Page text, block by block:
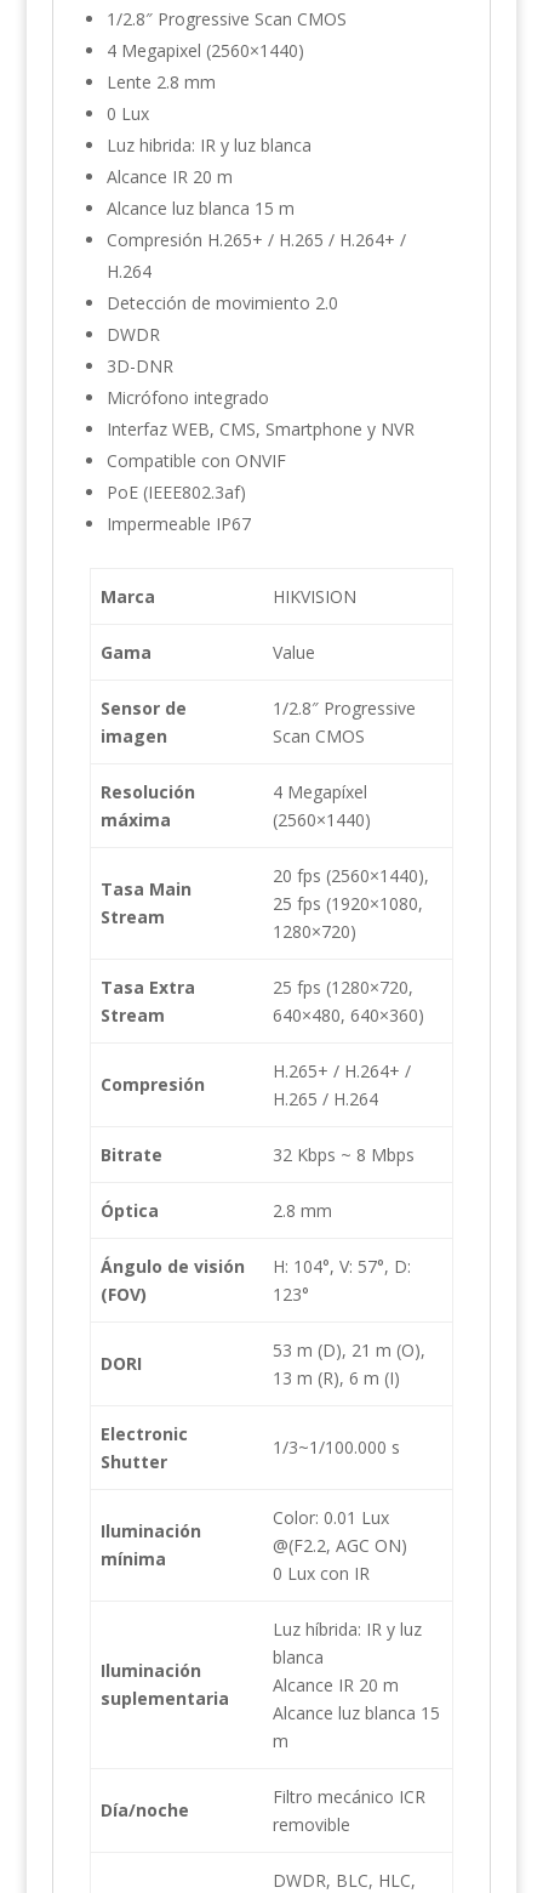
1/2.8″ Progressive Scan CMOS
4 Megapixel (2560×1440)
Lente 2.8 mm
0 Lux
Luz hibrida: IR y luz blanca
Alcance IR 20 m
Alcance luz blanca 15 m
Compresión H.265+ / H.265 / H.264+ /
H.264
Detección de movimiento 2.0
DWDR
3D-DNR
Micrófono integrado
Interfaz WEB, CMS, Smartphone y NVR
Compatible con ONVIF
PoE (IEEE802.3af)
Impermeable IP67
Marca HIKVISION
Gama Value
Sensor de
imagen
1/2.8″ Progressive
Scan CMOS
Resolución
máxima
4 Megapíxel
(2560×1440)
Tasa Main
Stream
20 fps (2560×1440),
25 fps (1920×1080,
1280×720)
Tasa Extra
Stream
25 fps (1280×720,
640×480, 640×360)
Compresión
H.265+ / H.264+ /
H.265 / H.264
Bitrate 32 Kbps ~ 8 Mbps
Óptica 2.8 mm
Ángulo de visión
(FOV)
H: 104°, V: 57°, D:
123°
DORI
53 m (D), 21 m (O),
13 m (R), 6 m (I)
Electronic
Shutter
1/3~1/100.000 s
Iluminación
mínima
Color: 0.01 Lux
@(F2.2, AGC ON)
0 Lux con IR
Iluminación
suplementaria
Luz híbrida: IR y luz
blanca
Alcance IR 20 m
Alcance luz blanca 15
m
Día/noche
Filtro mecánico ICR
removible
DWDR, BLC, HLC,